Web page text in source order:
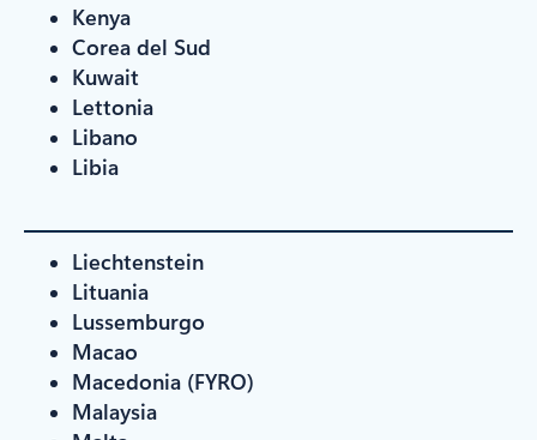
Kenya
Corea del Sud
Kuwait
Lettonia
Libano
Libia
Liechtenstein
Lituania
Lussemburgo
Macao
Macedonia (FYRO)
Malaysia